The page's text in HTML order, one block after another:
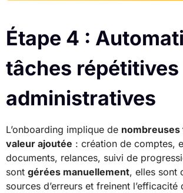
Étape 4 :
tâches répétitives
administratives
L’onboarding implique de nombreuses
valeur ajoutée : création de comptes,
documents, relances, suivi de
sont gérées manuellement, elles sont
sources d’erreurs et freinent